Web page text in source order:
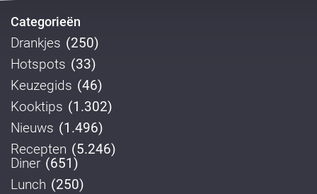
Categorieën
Drankjes (250)
Hotspots (33)
Keuzegids (46)
Kooktips (1.302)
Nieuws (1.496)
Recepten (5.246)
Diner (651)
Lunch (250)